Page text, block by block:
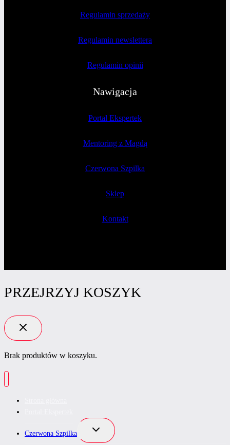
Regulamin sprzedaży
Regulamin newslettera
Regulamin opinii
Nawigacja
Portal Ekspertek
Mentoring z Magdą
Czerwona Szpilka
Sklep
Kontakt
PRZEJRZYJ KOSZYK
Brak produktów w koszyku.
Czerwona Szpilka
Przełącz
podrzędne